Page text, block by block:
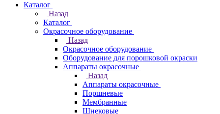
Каталог
Назад
Каталог
Окрасочное оборудование
Назад
Окрасочное оборудование
Оборудование для порошковой окраски
Аппараты окрасочные
Назад
Аппараты окрасочные
Поршневые
Мембранные
Шнековые